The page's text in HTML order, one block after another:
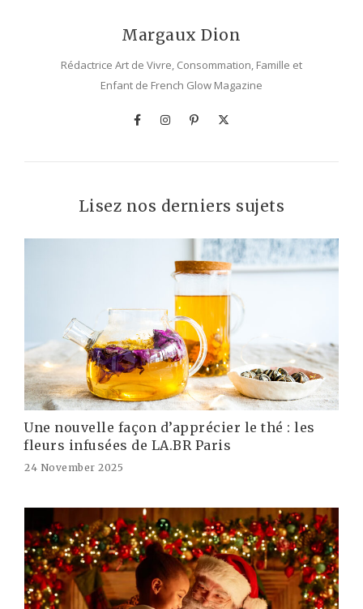
Margaux Dion
Rédactrice Art de Vivre, Consommation, Famille et
Enfant de French Glow Magazine
Lisez nos derniers sujets
Une nouvelle façon d’apprécier le thé : les
fleurs infusées de LA.BR Paris
24 November 2025